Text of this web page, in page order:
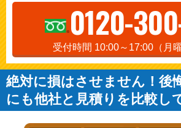
0120-
受付時間 10:00～17:00（月
絶対に損はさせません！後
にも他社と見積りを比較し